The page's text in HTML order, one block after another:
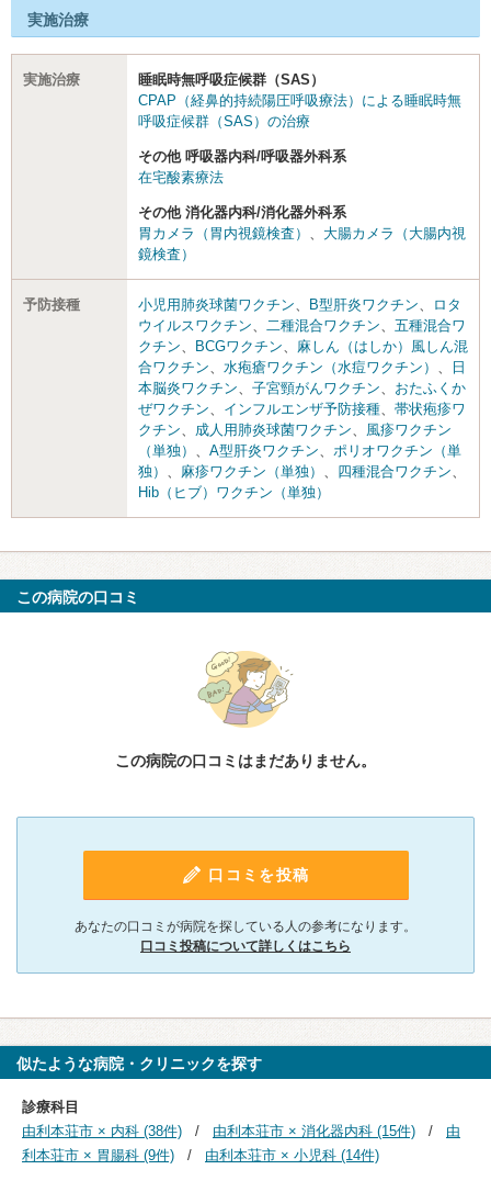
実施治療
実施治療
睡眠時無呼吸症候群（SAS）
CPAP（経鼻的持続陽圧呼吸療法）による睡眠時無
呼吸症候群（SAS）の治療
その他 呼吸器内科/呼吸器外科系
在宅酸素療法
その他 消化器内科/消化器外科系
胃カメラ（胃内視鏡検査）
大腸カメラ（大腸内視
鏡検査）
予防接種 小児用肺炎球菌ワクチン B型肝炎ワクチン
ロタ
ウイルスワクチン
二種混合ワクチン
五種混合ワ
クチン
BCGワクチン
麻しん（はしか）風しん混
合ワクチン
水疱瘡ワクチン（水痘ワクチン）
日
本脳炎ワクチン
子宮頸がんワクチン
おたふくか
ぜワクチン
インフルエンザ予防接種
帯状疱疹ワ
クチン
成人用肺炎球菌ワクチン
風疹ワクチン
（単独）
A型肝炎ワクチン
ポリオワクチン（単
独）
麻疹ワクチン（単独） 四種混合ワクチン
Hib（ヒブ）ワクチン（単独）
この病院の口コミ
この病院の口コミはまだありません。
口コミを投稿
あなたの口コミが病院を探している人の参考になります。
口コミ投稿について詳しくはこちら
似たような病院・クリニックを探す
診療科目
由利本荘市 × 内科 (38件)
由利本荘市 × 消化器内科 (15件)
由
利本荘市 × 胃腸科 (9件)
由利本荘市 × 小児科 (14件)